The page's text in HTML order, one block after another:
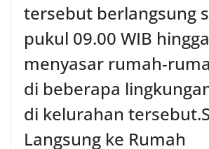
tersebut berlangsung
pukul 09.00 WIB
menyasar rumah-
di beberapa
di kelurahan
Langsung ke Rumah